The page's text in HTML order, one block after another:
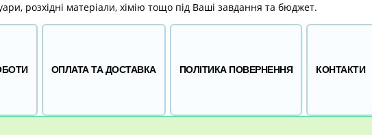
розхідні матеріали, хімію тощо під Ваші завдання та бюджет.
ОПЛАТА ТА ДОСТАВКА ПОЛІТИКА ПОВЕРНЕННЯ КОНТАКТИ